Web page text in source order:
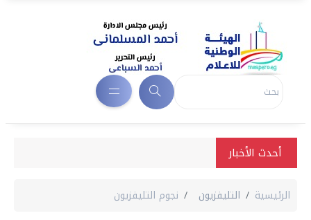
أحدث الأخبار
الرئيسية التليفزيون نجوم التليفزيون